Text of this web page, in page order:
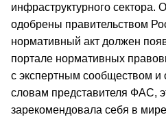
инфраструктурного сектора.
одобрены правительством
нормативный акт должен
портале нормативных
с экспертным сообществом и
словам представителя ФАС,
зарекомендовала себя в